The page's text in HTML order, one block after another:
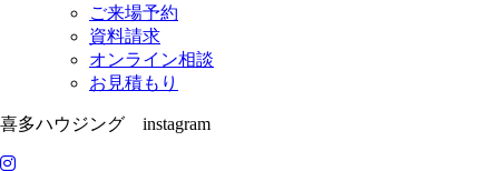
ご来場予約
資料請求
オンライン相談
お見積もり
喜多ハウジング instagram